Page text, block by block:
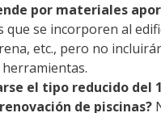
por materiales
que se incorporen al
etc., pero no
el tipo reducido del
de piscinas?